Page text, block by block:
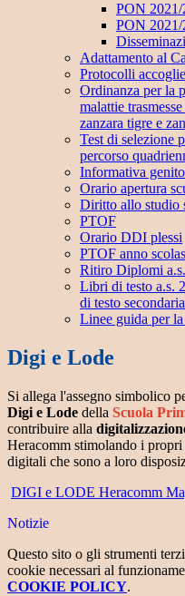
PON
PON
Adattamento al
Protocolli
Ordinanza per la
malattie
zanzara tigre e
Test di selezione
percorso
Informativa
Orario apertura
Diritto allo studio
PTOF
Orario DDI plessi
PTOF anno
Ritiro Diplomi
Libri di testo a.s.
di testo
Linee guida per
Digi e Lode
Si allega l'assegno simbolico
Digi e Lode della Scuola
contribuire alla
Heracomm stimolando i
digitali che sono a loro
DIGI e LODE Heracomm
Notizie
Questo sito o gli strumenti
cookie necessari al
COOKIE POLICY.